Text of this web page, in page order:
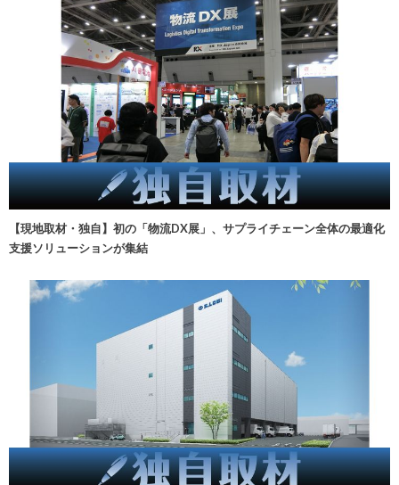
【現地取材・独自】初の「物流DX展」、サプライチェーン全体の最適化
支援ソリューションが集結